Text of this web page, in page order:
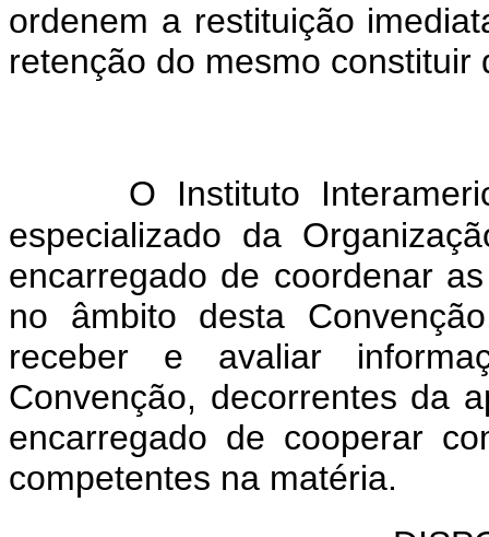
ordenem a restituição
retenção do mesmo constituir
O Instituto
especializado da
encarregado de coordenar
no âmbito desta
receber e avaliar
Convenção, decorrentes da
encarregado de cooperar
competentes na matéria.